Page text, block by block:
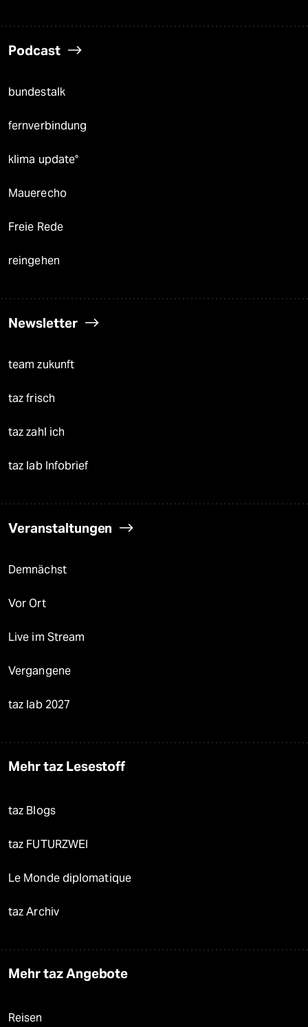
Podcast
bundestalk
fernverbindung
klima update°
Mauerecho
Freie Rede
reingehen
Newsletter
team zukunft
taz frisch
taz zahl ich
taz lab Infobrief
Veranstaltungen
Demnächst
Vor Ort
Live im Stream
Vergangene
taz lab 2027
Mehr taz Lesestoff
taz Blogs
taz FUTURZWEI
Le Monde diplomatique
taz Archiv
Mehr taz Angebote
Reisen